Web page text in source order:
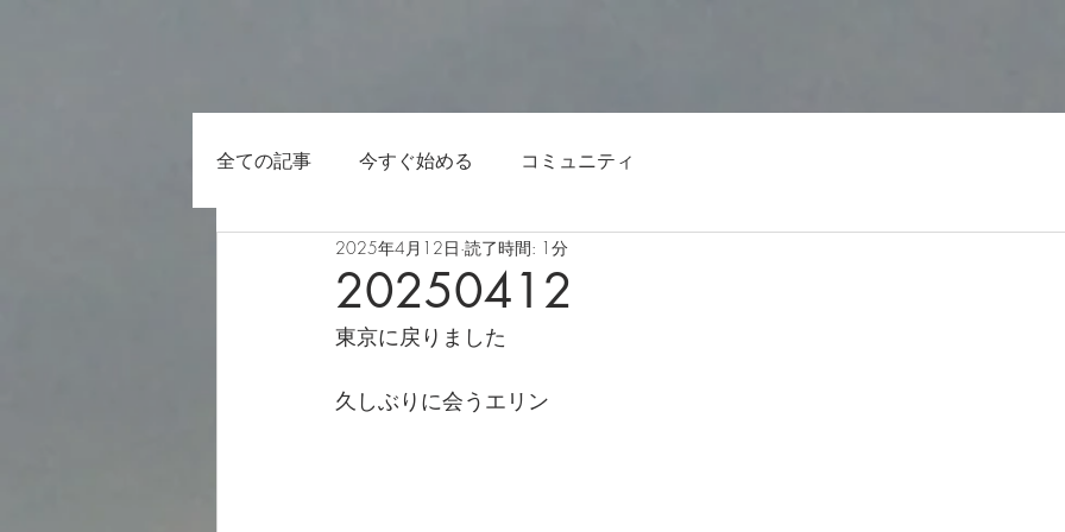
全ての記事 今すぐ始める コミュニティ
20250412
2025年4月12日 読了時間: 1分
東京に戻りました
久しぶりに会うエリン